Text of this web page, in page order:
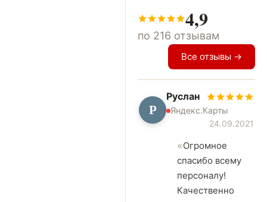
4,9
по 216 отзывам
Все отзывы →
Р
Руслан
Яндекс.Карты
24.09.2021
Огромное
спасибо всему
персоналу!
Качественно